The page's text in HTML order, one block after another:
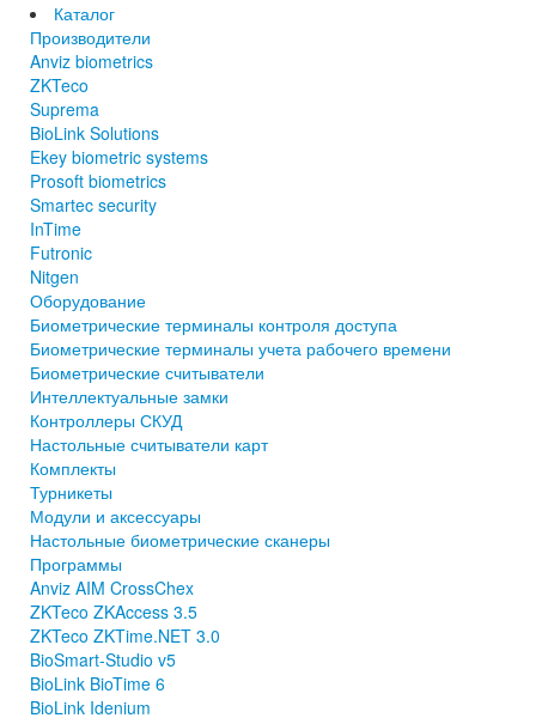
Каталог
Производители
Anviz biometrics
ZKTeco
Suprema
BioLink Solutions
Ekey biometric systems
Prosoft biometrics
Smartec security
InTime
Futronic
Nitgen
Оборудование
Биометрические терминалы контроля доступа
Биометрические терминалы учета рабочего времени
Биометрические считыватели
Интеллектуальные замки
Контроллеры СКУД
Настольные считыватели карт
Комплекты
Турникеты
Модули и аксессуары
Настольные биометрические сканеры
Программы
Anviz AIM CrossChex
ZKTeco ZKAccess 3.5
ZKTeco ZKTime.NET 3.0
BioSmart-Studio v5
BioLink BioTime 6
BioLink Idenium